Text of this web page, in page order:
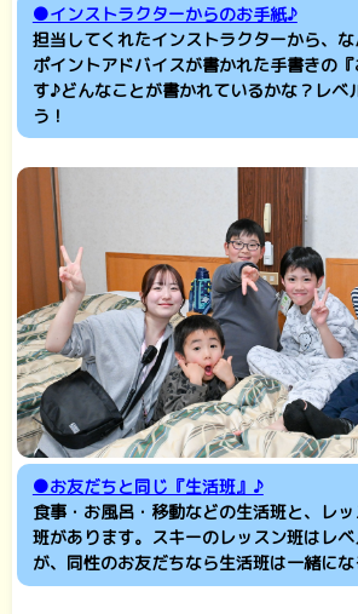
●インストラクターからのお手紙♪
担当してくれたインストラクターから、
ポイントアドバイスが書かれた手書きの
す♪どんなことが書かれているかな？レベ
う！
●お友だちと同じ『生活班』♪
食事・お風呂・移動などの生活班と、レ
班があります。スキーのレッスン班はレ
が、同性のお友だちなら生活班は一緒に